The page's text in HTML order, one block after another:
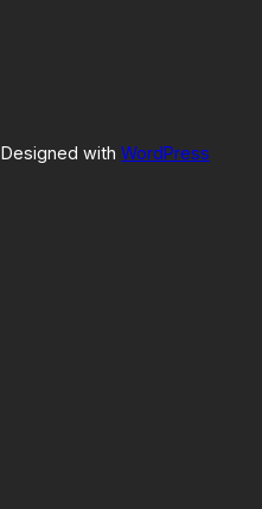
Designed withWordPress